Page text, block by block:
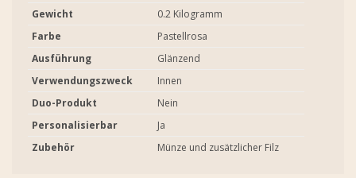
Gewicht
0.2 Kilogramm
Farbe
Pastellrosa
Ausführung
Glänzend
Verwendungszweck
Innen
Duo-Produkt
Nein
Personalisierbar
Ja
Zubehör
Münze und zusätzlicher Filz